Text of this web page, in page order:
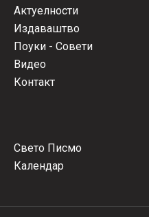
Актуелности
Издаваштво
Поуки - Совети
Видео
Контакт
Свето Писмо
Календар